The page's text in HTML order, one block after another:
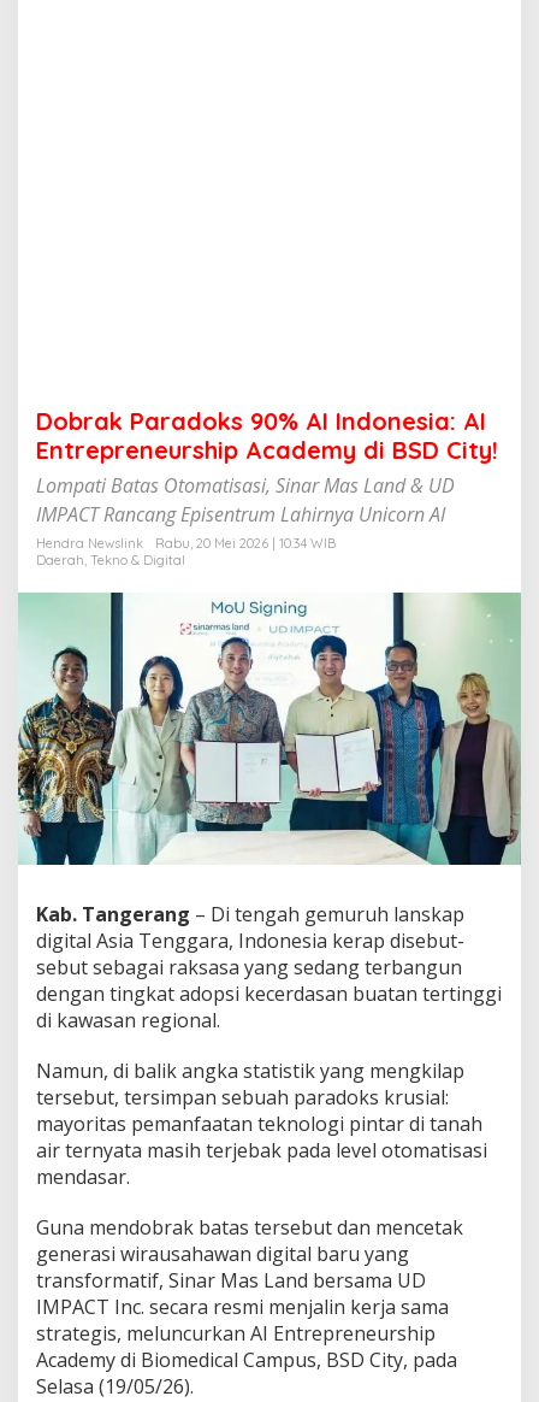
A
I
E
n
t
r
e
n
r
s
h
i
p
A
c
m
y
d
B
S
C
t
y
!
Dobrak Paradoks 90% AI Indonesia: AI
Entrepreneurship Academy di BSD City!
Lompati Batas Otomatisasi, Sinar Mas Land & UD
IMPACT Rancang Episentrum Lahirnya Unicorn AI
Hendra Newslink
Rabu, 20 Mei 2026 | 10:34 WIB
Daerah, Tekno & Digital
Kab. Tangerang – Di tengah gemuruh lanskap
digital Asia Tenggara, Indonesia kerap disebut-
sebut sebagai raksasa yang sedang terbangun
dengan tingkat adopsi kecerdasan buatan tertinggi
di kawasan regional.
Namun, di balik angka statistik yang mengkilap
tersebut, tersimpan sebuah paradoks krusial:
mayoritas pemanfaatan teknologi pintar di tanah
air ternyata masih terjebak pada level otomatisasi
mendasar.
Guna mendobrak batas tersebut dan mencetak
generasi wirausahawan digital baru yang
transformatif, Sinar Mas Land bersama UD
IMPACT Inc. secara resmi menjalin kerja sama
strategis, meluncurkan AI Entrepreneurship
Academy di Biomedical Campus, BSD City, pada
Selasa (19/05/26).